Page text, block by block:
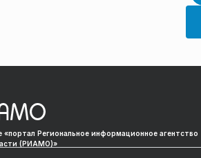
«портал Региональное информационное агентство
(РИАМО)»